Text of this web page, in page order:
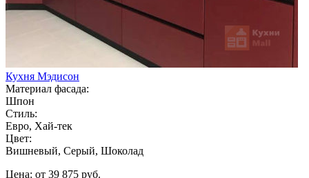
Кухня Мэдисон
Материал фасада:
Шпон
Стиль:
Евро, Хай-тек
Цвет:
Вишневый, Серый, Шоколад
Цена: от 39 875 руб.